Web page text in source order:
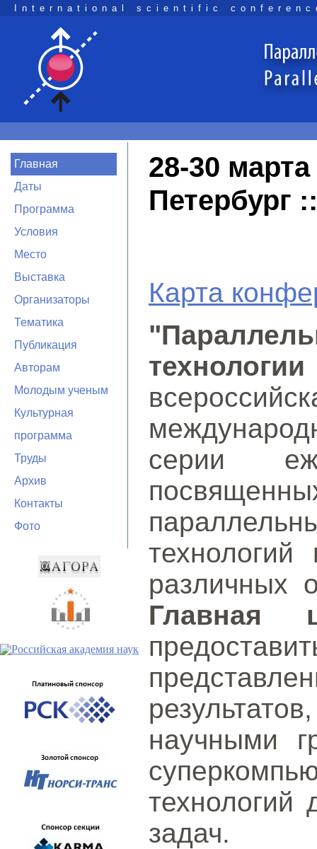
International scientific
Главная
Даты
Программа
Условия
Место
Выставка
Организаторы
Тематика
Публикация
Авторам
Молодым ученым
Культурная
программа
Труды
Архив
Контакты
Фото
28-30
Петербург
Карта
серии
различных
Главная
научными
технологий
задач.